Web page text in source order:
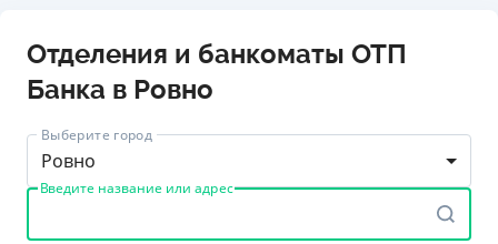
Отделения и банкоматы ОТП
Банка в Ровно
Выберите город
Ровно
Введите название или адрес